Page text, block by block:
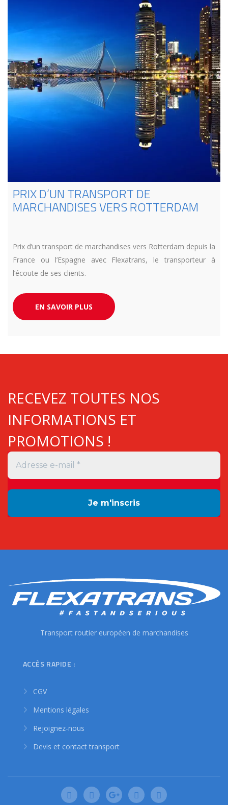
PRIX D’UN TRANSPORT DE
MARCHANDISES VERS ROTTERDAM
Prix d’un transport de marchandises vers Rotterdam depuis la
France ou l’Espagne avec Flexatrans, le transporteur à
l’écoute de ses clients.
EN SAVOIR PLUS
RECEVEZ TOUTES NOS
INFORMATIONS ET
PROMOTIONS !
Transport routier européen de marchandises
ACCÈS RAPIDE :
CGV
Mentions légales
Rejoignez-nous
Devis et contact transport